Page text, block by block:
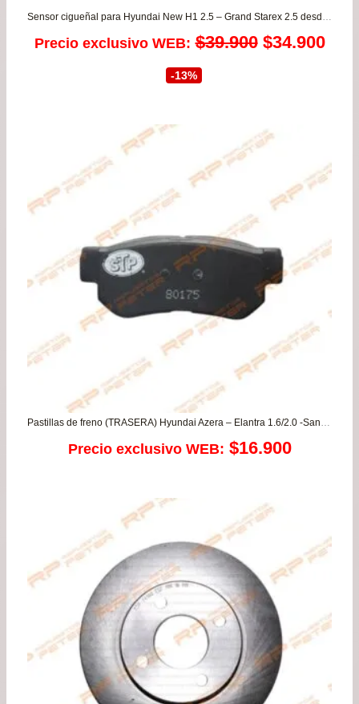
Sensor cigueñal para Hyundai New H1 2.5 – Grand Starex 2.5 desde 2008 a 2020 ORIGINAL
Precio exclusivo WEB: $39.900 El
era:
$39.900.
$34.900El
-13%
Pastillas de freno (TRASERA) Hyundai Azera – Elantra 1.6/2.0 -Santa Fe 2.0/2.4/2.7 – Sonata -Trajet – Tucson 2.0/2.7 / Kia Lotze – Magentis 2.7 – Optima 2.0 – Sportage 2.0 /DFSK-DONGFENG Joyear X3 – 580 Glory
Precio exclusivo WEB: $16.900